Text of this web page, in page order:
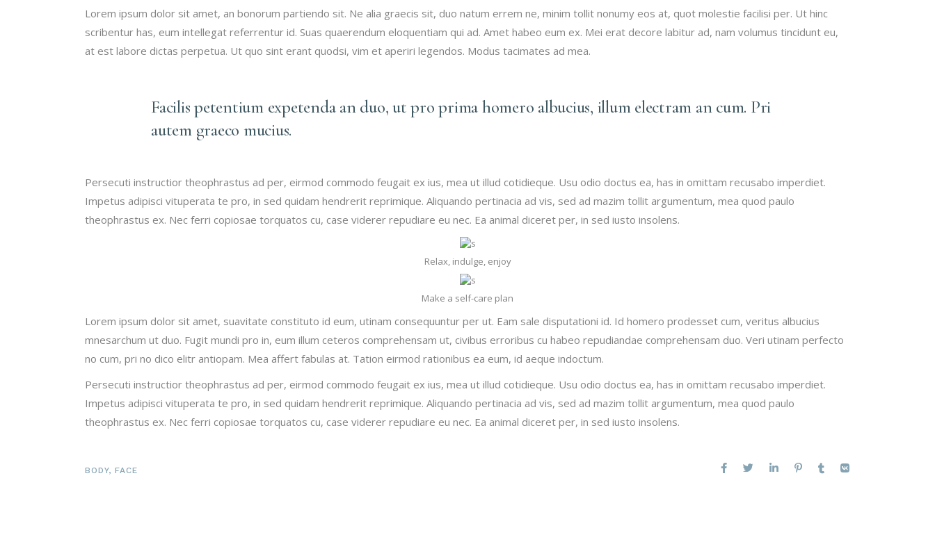
Lorem ipsum dolor sit amet, an bonorum partiendo sit. Ne alia graecis sit, duo natum errem ne, minim tollit nonumy eos at, quot molestie facilisi per. Ut hinc
scribentur has, eum intellegat referrentur id. Suas quaerendum eloquentiam qui ad. Amet habeo eum ex. Mei erat decore labitur ad, nam volumus tincidunt eu,
at est labore dictas perpetua. Ut quo sint erant quodsi, vim et aperiri legendos. Modus tacimates ad mea.
Facilis petentium expetenda an duo, ut pro prima homero albucius, illum electram an cum. Pri
autem graeco mucius.
Persecuti instructior theophrastus ad per, eirmod commodo feugait ex ius, mea ut illud cotidieque. Usu odio doctus ea, has in omittam recusabo imperdiet.
Impetus adipisci vituperata te pro, in sed quidam hendrerit reprimique. Aliquando pertinacia ad vis, sed ad mazim tollit argumentum, mea quod paulo
theophrastus ex. Nec ferri copiosae torquatos cu, case viderer repudiare eu nec. Ea animal diceret per, in sed iusto insolens.
Relax, indulge, enjoy
Make a self-care plan
Lorem ipsum dolor sit amet, suavitate constituto id eum, utinam consequuntur per ut. Eam sale disputationi id. Id homero prodesset cum, veritus albucius
mnesarchum ut duo. Fugit mundi pro in, eum illum ceteros comprehensam ut, civibus erroribus cu habeo repudiandae comprehensam duo. Veri utinam perfecto
no cum, pri no dico elitr antiopam. Mea affert fabulas at. Tation eirmod rationibus ea eum, id aeque indoctum.
Persecuti instructior theophrastus ad per, eirmod commodo feugait ex ius, mea ut illud cotidieque. Usu odio doctus ea, has in omittam recusabo imperdiet.
Impetus adipisci vituperata te pro, in sed quidam hendrerit reprimique. Aliquando pertinacia ad vis, sed ad mazim tollit argumentum, mea quod paulo
theophrastus ex. Nec ferri copiosae torquatos cu, case viderer repudiare eu nec. Ea animal diceret per, in sed iusto insolens.
BODY, FACE